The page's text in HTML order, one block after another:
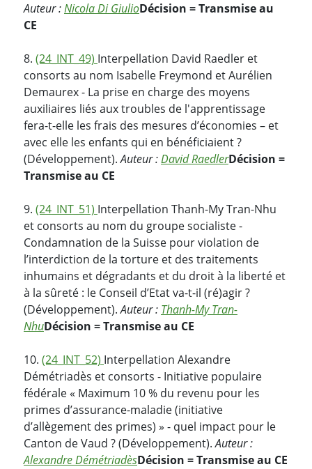
Auteur :Nicola Di GiulioDécision = Transmise au
CE
8. (24_INT_49) Interpellation David Raedler et
consorts au nom Isabelle Freymond et Aurélien
Demaurex - La prise en charge des moyens
auxiliaires liés aux troubles de l'apprentissage
fera-t-elle les frais des mesures d’économies – et
avec elle les enfants qui en bénéficiaient ?
(Développement).Auteur :David RaedlerDécision =
Transmise au CE
9. (24_INT_51) Interpellation Thanh-My Tran-Nhu
et consorts au nom du groupe socialiste -
Condamnation de la Suisse pour violation de
l’interdiction de la torture et des traitements
inhumains et dégradants et du droit à la liberté et
à la sûreté : le Conseil d’Etat va-t-il (ré)agir ?
(Développement).Auteur : Thanh-My Tran-
NhuDécision = Transmise au CE
10. (24_INT_52) Interpellation Alexandre
Démétriadès et consorts - Initiative populaire
fédérale « Maximum 10 % du revenu pour les
primes d’assurance-maladie (initiative
d’allègement des primes) » - quel impact pour le
Canton de Vaud ? (Développement).Auteur :
Alexandre DémétriadèsDécision = Transmise au CE